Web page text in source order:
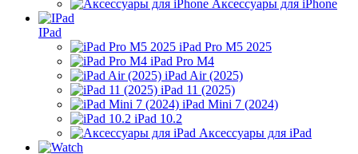
Аксессуары для iPhone
IPad
iPad Pro M5 2025
iPad Pro M4
iPad Air (2025)
iPad 11 (2025)
iPad Mini 7 (2024)
iPad 10.2
Аксессуары для iPad